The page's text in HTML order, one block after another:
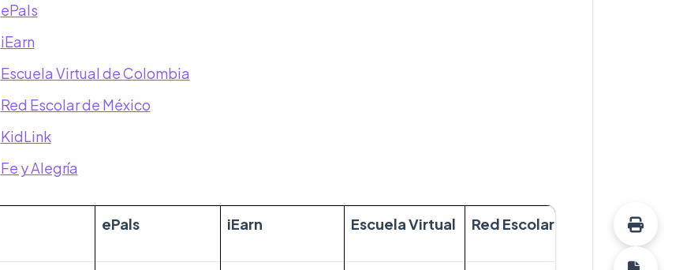
ePals
iEarn
Escuela Virtual de Colombia
Red Escolar de México
KidLink
Fe y Alegría
ePals iEarn Escuela Virtual Red Escolar KidLink